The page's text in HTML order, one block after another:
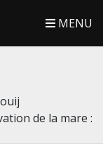
MENU
de la mare :